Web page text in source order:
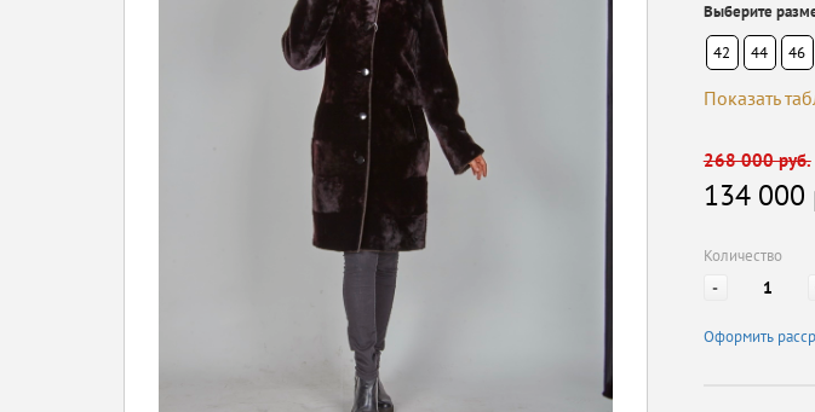
Выберите
42
44 46
Показать
268 000 руб.
134 000
Количество
-
Оформить